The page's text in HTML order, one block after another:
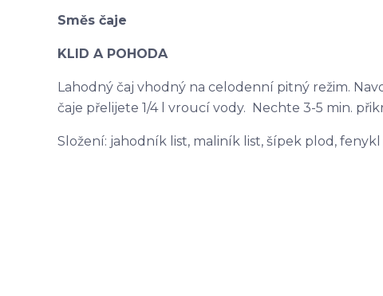
Směs čaje
KLID A POHODA
Lahodný čaj vhodný na celodenní pitný režim.
čaje přelijete 1/4 l vroucí vody. Nechte 3-5 min.
Složení: jahodník list, maliník list, šípek plod,